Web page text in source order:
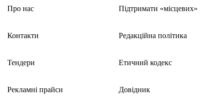
Про нас
Контакти
Тендери
Рекламні прайси
Підтримати «місцевих»
Редакційна політика
Етичний кодекс
Довідник